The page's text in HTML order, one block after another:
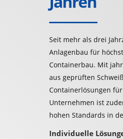
Seit mehr als drei
Anlagenbau für
Containerbau. Mit
aus geprüften
Containerlösungen
Unternehmen ist
hohen Standards in
Individuelle